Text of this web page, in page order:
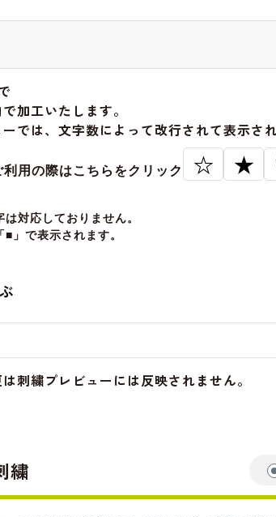
加工いたします。
では、文字数によって改行されて表示され
利用の際はこちらをクリック ☆ ★
は対応しておりません。
■」で表示されます。
刺繍プレビューには反映されません。
繍